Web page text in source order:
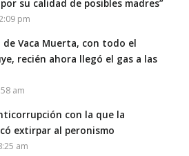
su calidad de posibles madres”
pm
de Vaca Muerta, con todo el
recién ahora llegó el gas a las
am
con la que la
extirpar al peronismo
am